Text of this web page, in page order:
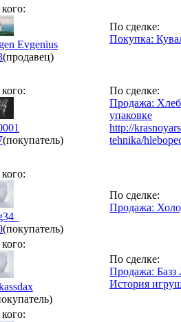
Evgenius
(продавец)
По сделке:
Покупка:
(покупатель)
По сделке:
Продажа:
упаковке
http://
tehnika/
(покупатель)
По сделке:
Продажа:
По сделке:
Продажа: Базз
История